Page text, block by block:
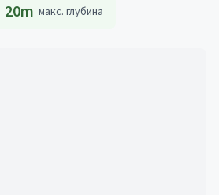
20m макс. глубина